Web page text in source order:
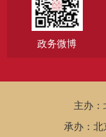
政务微博
主办：
承办：北